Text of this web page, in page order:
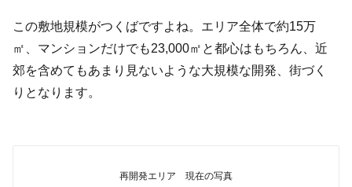
この敷地規模がつくばですよね。エリア全体で約15万
㎡、マンションだけでも23,000㎡と都心はもちろん、近
郊を含めてもあまり見ないような大規模な開発、街づく
りとなります。
再開発エリア 現在の写真